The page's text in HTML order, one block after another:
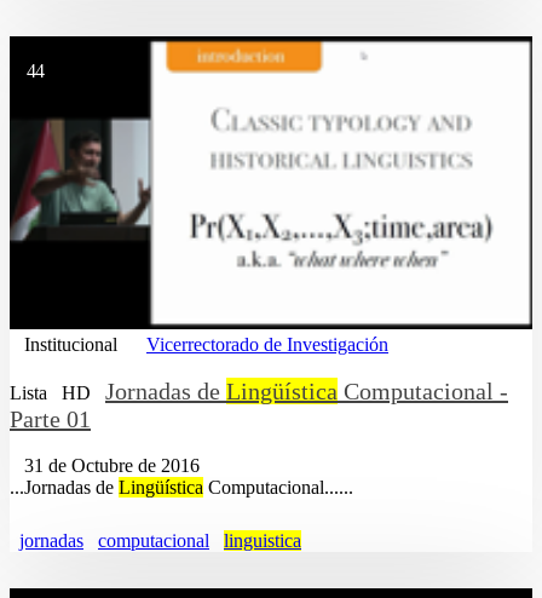
44
Institucional Vicerrectorado de Investigación
Lista HD Jornadas de Lingüística Computacional -
Parte 01
31 de Octubre de 2016
...Jornadas de Lingüística Computacional......
jornadas computacional linguistica